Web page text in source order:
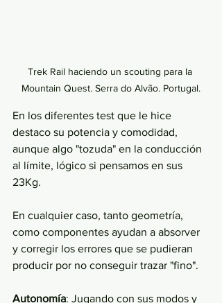
Trek Rail haciendo un scouting para la
Mountain Quest. Serra do Alvão. Portugal.
En los diferentes test que le hice
destaco su potencia y comodidad,
aunque algo "tozuda" en la conducción
al límite, lógico si pensamos en sus
23Kg.
En cualquier caso, tanto geometría,
como componentes ayudan a absorver
y corregir los errores que se pudieran
producir por no conseguir trazar "fino".
Autonomía: Jugando con sus modos y